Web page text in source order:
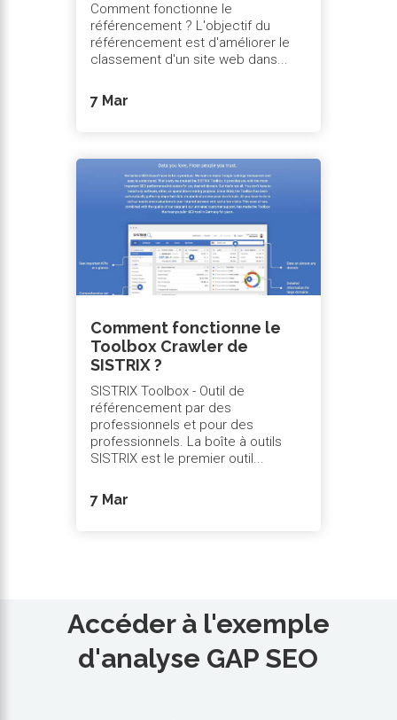
Comment fonctionne le
référencement ? L'objectif du
référencement est d'améliorer le
classement d'un site web dans...
7 Mar
Comment fonctionne le
Toolbox Crawler de
SISTRIX ?
SISTRIX Toolbox - Outil de
référencement par des
professionnels et pour des
professionnels. La boîte à outils
SISTRIX est le premier outil...
7 Mar
Accéder à l'exemple
d'analyse GAP SEO